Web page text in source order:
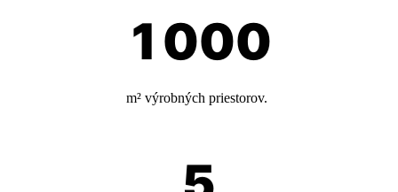
m² výrobných priestorov.